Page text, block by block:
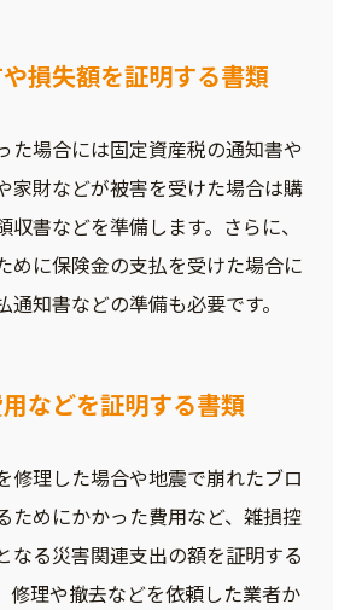
損失額を証明する書類
た場合には固定資産税の通知書や
家財などが被害を受けた場合は購
収書などを準備します。さらに、
めに保険金の支払を受けた場合に
通知書などの準備も必要です。
などを証明する書類
修理した場合や地震で崩れたブロ
ためにかかった費用など、雑損控
なる災害関連支出の額を証明する
修理や撤去などを依頼した業者か